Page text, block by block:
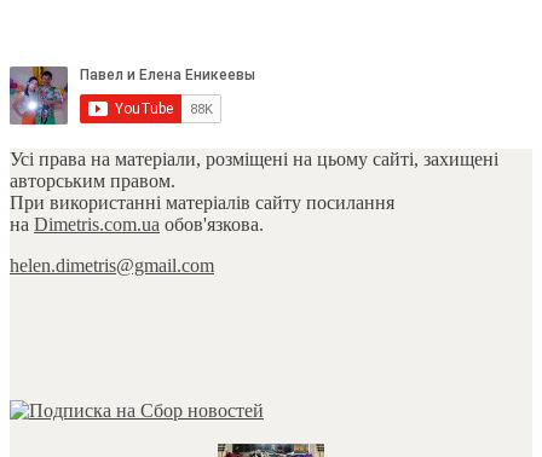
Усі права на матеріали, розміщені на цьому сайті, захищені
авторським правом.
При використанні матеріалів сайту посилання
на Dimetris.com.ua обов'язкова.
helen.dimetris@gmail.com